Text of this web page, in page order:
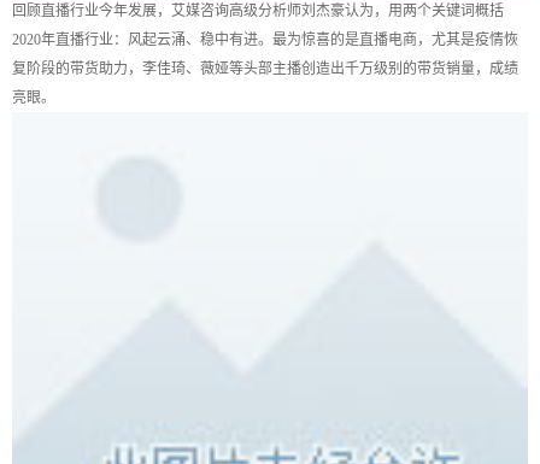
回顾直播行业今年发展，艾媒咨询高级分析师刘杰豪认为，用两个关键词概括
2020年直播行业：风起云涌、稳中有进。最为惊喜的是直播电商，尤其是疫情恢
复阶段的带货助力，李佳琦、薇娅等头部主播创造出千万级别的带货销量，成绩
亮眼。